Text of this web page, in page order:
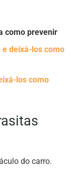
como prevenir
deixá-los como
los como
do carro.